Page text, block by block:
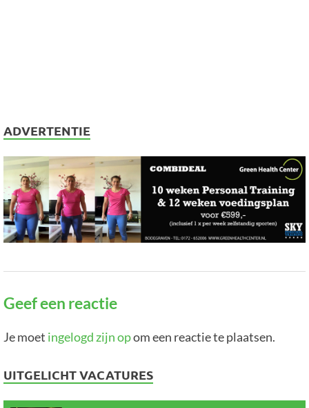
ADVERTENTIE
Geef een reactie
Je moet ingelogd zijn opom een reactie te plaatsen.
UITGELICHT VACATURES